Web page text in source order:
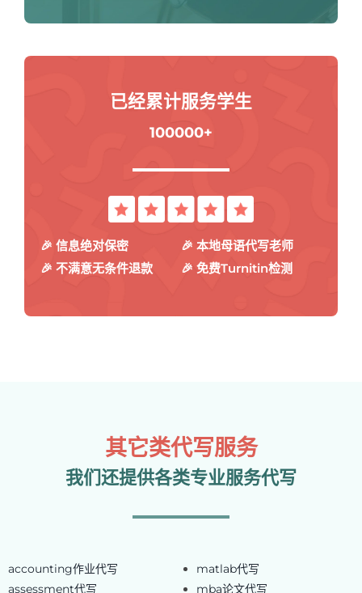
已经累计服务学生
100000+
🎉 信息绝对保密
🎉 本地母语代写老师
🎉 不满意无条件退款
🎉 免费Turnitin检测
其它类代写服务
我们还提供各类专业服务代写
accounting作业代写
assessment代写
matlab代写
mba论文代写